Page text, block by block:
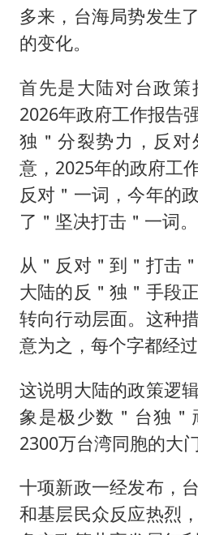
多来，台海局势发生
的变化。
首先是大陆对台政策
2026年政府工作报告
独＂分裂势力，反
意，2025年的政府工
反对＂一词，今年的
了＂坚决打击＂一词。
从＂反对＂到＂打击
大陆的反＂独＂手段
转向行动层面。这种
意为之，每个字都经过
这说明大陆的政策逻
象是极少数＂台独
2300万台湾同胞的大
十项新政一经发布，
和基层民众反应热烈